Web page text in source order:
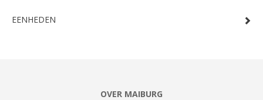
EENHEDEN
OVER MAIBURG